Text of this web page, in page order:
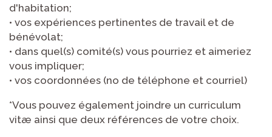
d'habitation;
• vos expériences pertinentes de travail et de
bénévolat;
• dans quel(s) comité(s) vous pourriez et aimeriez
vous impliquer;
• vos coordonnées (no de téléphone et courriel)
*Vous pouvez également joindre un curriculum
vitæ ainsi que deux références de votre choix.